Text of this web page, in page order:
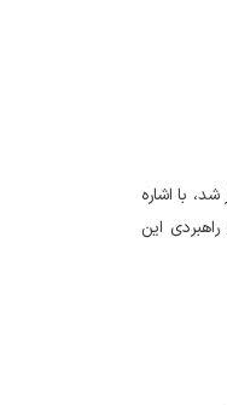
با اشاره
این